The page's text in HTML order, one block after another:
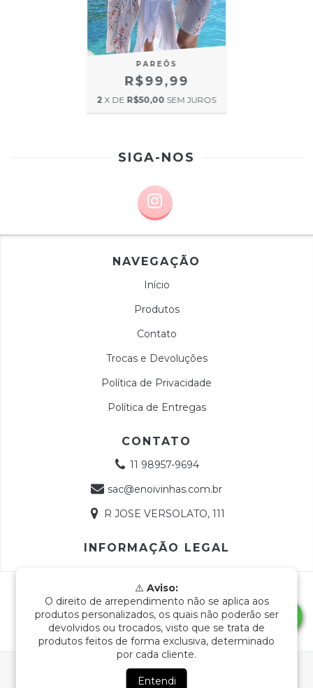
Ao navegar por este sitevocê aceita o uso de cookies
para agilizar a sua experiência de compra.
PAREÔS
R$99,99
2 X DE R$50,00 SEM JUROS
SIGA-NOS
NAVEGAÇÃO
Início
Produtos
Contato
Trocas e Devoluções
Política de Privacidade
Política de Entregas
CONTATO
11 98957-9694
sac@enoivinhas.com.br
R JOSE VERSOLATO, 111
INFORMAÇÃO LEGAL
⚠️ Aviso:
O direito de arrependimento não se aplica aos
produtos personalizados, os quais não poderão ser
devolvidos ou trocados, visto que se trata de
produtos feitos de forma exclusiva, determinado
por cada cliente.
Entendi
Copyright e-Noivinhas - 18768991000112 - 2026. Todos os
direitos reservados.